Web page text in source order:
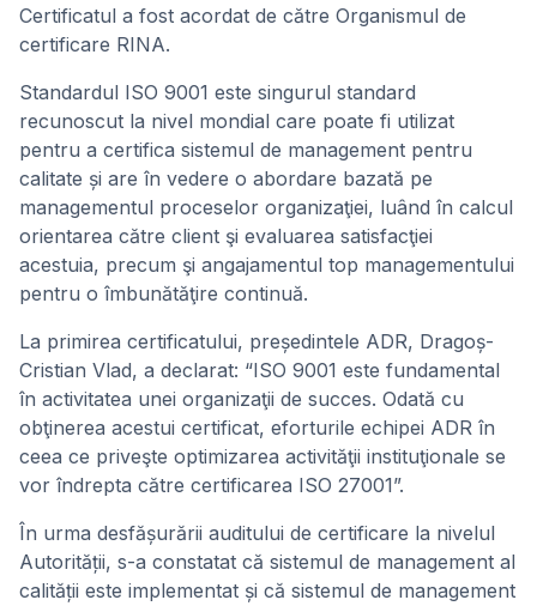
Certificatul a fost acordat de către Organismul de
certificare RINA.
Standardul ISO 9001 este singurul standard
recunoscut la nivel mondial care poate fi utilizat
pentru a certifica sistemul de management pentru
calitate și are în vedere o abordare bazată pe
managementul proceselor organizaţiei, luând în calcul
orientarea către client şi evaluarea satisfacţiei
acestuia, precum şi angajamentul top managementului
pentru o îmbunătăţire continuă.
La primirea certificatului, președintele ADR, Dragoș-
Cristian Vlad, a declarat: “ISO 9001 este fundamental
în activitatea unei organizaţii de succes. Odată cu
obţinerea acestui certificat, eforturile echipei ADR în
ceea ce priveşte optimizarea activităţii instituţionale se
vor îndrepta către certificarea ISO 27001”.
În urma desfășurării auditului de certificare la nivelul
Autorității, s-a constatat că sistemul de management al
calității este implementat și că sistemul de management